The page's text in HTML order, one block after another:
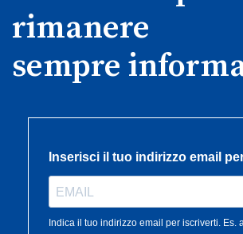
rimanere
sempre